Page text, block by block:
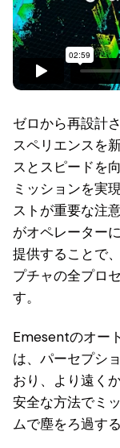
ゼロから再設計
スペリエンスを
スとスピードを
ミッションを実
ストが重要な注
がオペレーター
提供することで
プチャの全プロ
す。
Emesentのオー
は、パーセプシ
おり、より遠く
安全な方法でミ
ムで塵をろ過す